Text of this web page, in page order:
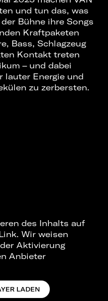
und tun das, was
Bühne ihre Songs
Kraftpaketen
Bass, Schlagzeug
Kontakt treten
– und dabei
lauter Energie und
zu zerbersten.
des Inhalts auf
Wir weisen
Aktivierung
Anbieter
LADEN